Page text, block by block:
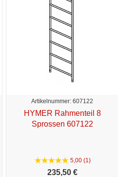
Artikelnummer: 607122
HYMER Rahmenteil 8
Sprossen 607122
5,00 (1)
235,50 €